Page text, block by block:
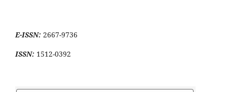
E-ISSN: 2667-9736
ISSN: 1512-0392